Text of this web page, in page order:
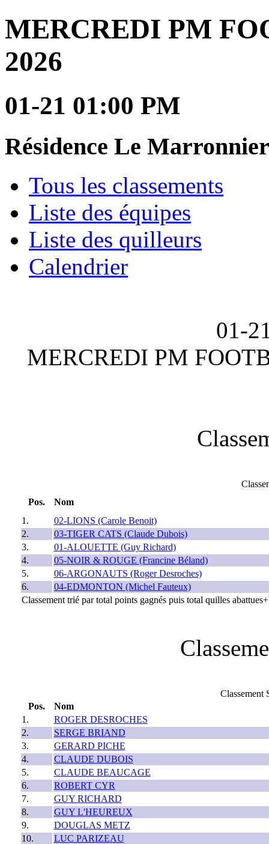
MERCREDI PM
2026
01-21 01:00 PM
Résidence Le
Tous les classements
Liste des équipes
Liste des quilleurs
Calendrier
01-
MERCREDI PM
Pos.
Nom
1.
02-LIONS (Carole Benoit)
2.
03-TIGER CATS (Claude Dubois)
3.
01-ALOUETTE (Guy Richard)
4.
05-NOIR & ROUGE (Francine Béland)
5.
06-ARGONAUTS (Roger Desroches)
6.
04-EDMONTON (Michel Fauteux)
Classement trié par total points gagnés puis total quilles
Classement
Pos.
Nom
1.
ROGER DESROCHES
2.
SERGE BRIAND
3.
GERARD PICHE
4.
CLAUDE DUBOIS
5.
CLAUDE BEAUCAGE
6.
ROBERT CYR
7.
GUY RICHARD
8.
GUY L'HEUREUX
9.
DOUGLAS METZ
10.
LUC PARIZEAU